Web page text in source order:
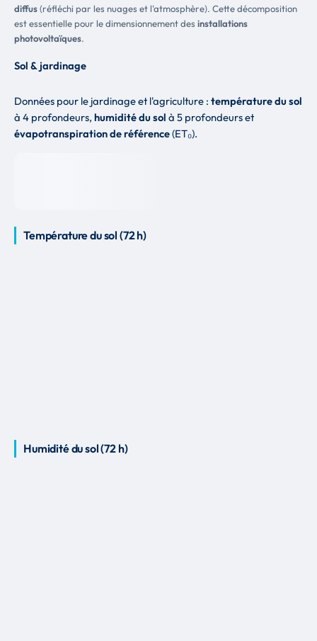
diffus(réfléchi par les nuages et l'atmosphère). Cette décomposition
est essentielle pour le dimensionnement des installations
photovoltaïques.
Sol & jardinage
Données pour le jardinage et l'agriculture : température du sol
à 4 profondeurs, humidité du sol à 5 profondeurs et
évapotranspiration de référence(ET₀).
Température du sol (72 h)
Humidité du sol (72 h)